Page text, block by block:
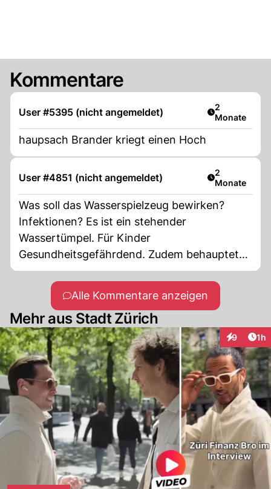
Kommentare
User #5395 (nicht angemeldet) Artikel
2
Monate
haupsach Brander kriegt einen Hoch
User #4851 (nicht angemeldet) Artikel
2
Monate
Was soll das Wasserspielzeug bewirken?
Infektionen? Es ist ein stehender
Wassertümpel. Für Kinder
Gesundheitsgefährdend. Zudem behauptet
die Anlage diene dem Hochwasserschutz.
Das ist Unsinn, der Hochwasserschutz wird
bereits in Langnau durch den Brandneuen
Entlastungsstollen geregelt.
Alle Kommentare anzeigen
Mehr aus Stadt Zürich
9 1h